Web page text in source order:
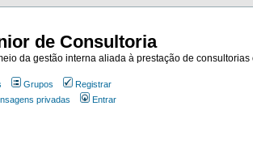
de Consultoria
da gestão interna aliada à prestação de consultorias
Grupos
Registrar
privadas Entrar